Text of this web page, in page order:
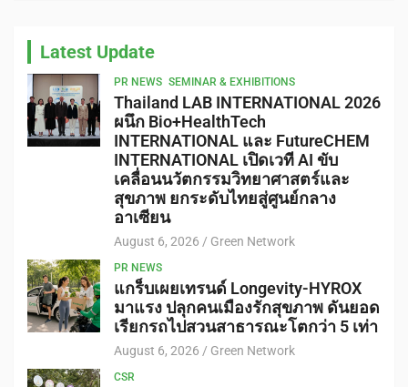
Latest Update
PR NEWS SEMINAR & EXHIBITIONS
Thailand LAB INTERNATIONAL 2026
ผนึก Bio+HealthTech
INTERNATIONAL และ FutureCHEM
INTERNATIONAL เปิดเวที AI ขับ
เคลื่อนนวัตกรรมวิทยาศาสตร์และ
สุขภาพ ยกระดับไทยสู่ศูนย์กลาง
อาเซียน
August 6, 2026 Green Network
PR NEWS
แกร็บเผยเทรนด์ Longevity-HYROX
มาแรง ปลุกคนเมืองรักสุขภาพ ดันยอด
เรียกรถไปสวนสาธารณะโตกว่า 5 เท่า
August 6, 2026 Green Network
CSR